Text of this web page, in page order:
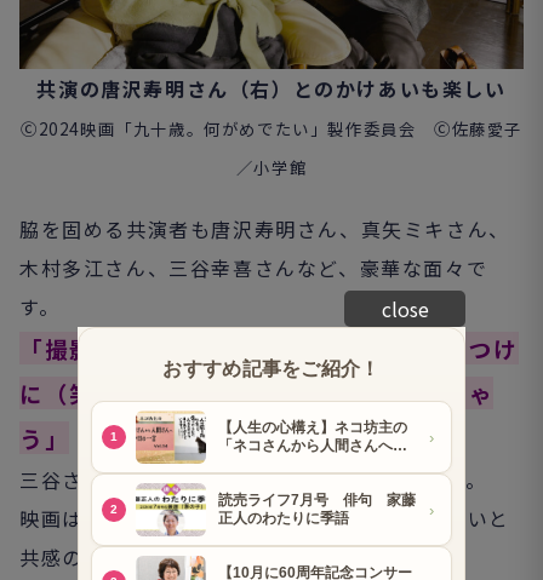
共演の唐沢寿明さん（右）とのかけあいも楽しい
Ⓒ2024映画「九十歳。何がめでたい」製作委員会 Ⓒ佐藤愛子
／小学館
脇を固める共演者も唐沢寿明さん、真矢ミキさん、
木村多江さん、三谷幸喜さんなど、豪華な面々で
す。
「撮影中も三谷さんはいっつも私をやっつけ
に（笑わせに）来るのよ！ やんなっちゃ
う」
と話す様子がとても楽しそう
三谷さんは映画でも本当に面白いので必見です。
映画は生きづらい世の中を「一笑両断」する笑いと
共感の痛快エンターテイメント。
close